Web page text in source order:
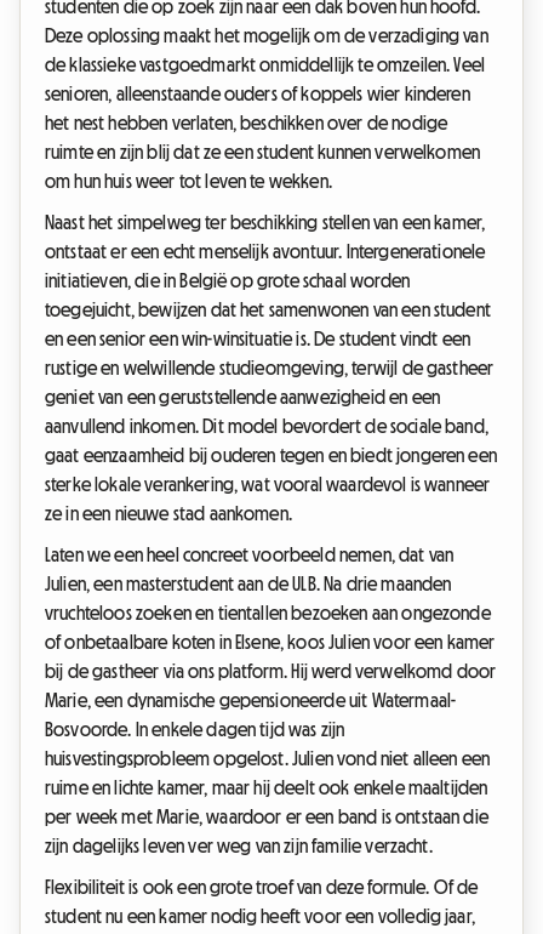
studenten die op zoek zijn naar een dak boven hun hoofd.
Deze oplossing maakt het mogelijk om de verzadiging van
de klassieke vastgoedmarkt onmiddellijk te omzeilen. Veel
senioren, alleenstaande ouders of koppels wier kinderen
het nest hebben verlaten, beschikken over de nodige
ruimte en zijn blij dat ze een student kunnen verwelkomen
om hun huis weer tot leven te wekken.
Naast het simpelweg ter beschikking stellen van een kamer,
ontstaat er een echt menselijk avontuur. Intergenerationele
initiatieven, die in België op grote schaal worden
toegejuicht, bewijzen dat het samenwonen van een student
en een senior een win-winsituatie is. De student vindt een
rustige en welwillende studieomgeving, terwijl de gastheer
geniet van een geruststellende aanwezigheid en een
aanvullend inkomen. Dit model bevordert de sociale band,
gaat eenzaamheid bij ouderen tegen en biedt jongeren een
sterke lokale verankering, wat vooral waardevol is wanneer
ze in een nieuwe stad aankomen.
Laten we een heel concreet voorbeeld nemen, dat van
Julien, een masterstudent aan de ULB. Na drie maanden
vruchteloos zoeken en tientallen bezoeken aan ongezonde
of onbetaalbare koten in Elsene, koos Julien voor een kamer
bij de gastheer via ons platform. Hij werd verwelkomd door
Marie, een dynamische gepensioneerde uit Watermaal-
Bosvoorde. In enkele dagen tijd was zijn
huisvestingsprobleem opgelost. Julien vond niet alleen een
ruime en lichte kamer, maar hij deelt ook enkele maaltijden
per week met Marie, waardoor er een band is ontstaan die
zijn dagelijks leven ver weg van zijn familie verzacht.
Flexibiliteit is ook een grote troef van deze formule. Of de
student nu een kamer nodig heeft voor een volledig jaar,